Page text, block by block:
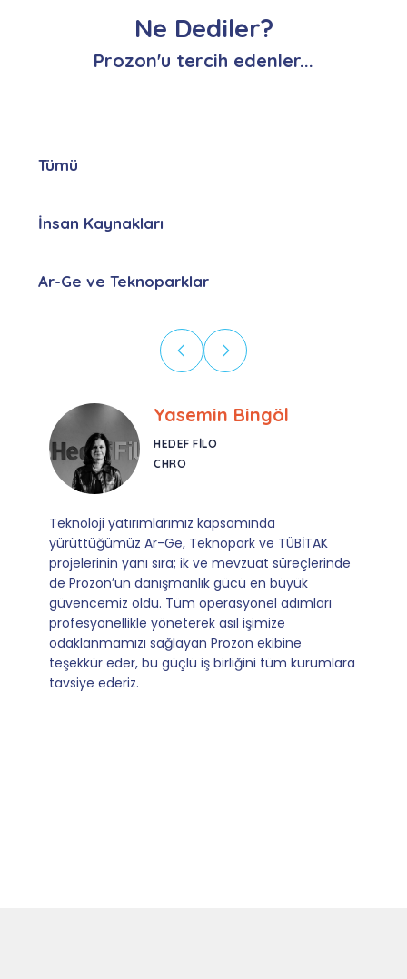
Ne Dediler?
Prozon'u tercih edenler...
Tümü
İnsan Kaynakları
Ar-Ge ve Teknoparklar
Ebru Kural
CORESYS
SATIŞ YÖNETICISI
Mevzuata uyum, başvuru ve izleme adımlarında
sağladıkları kusursuz yönlendirme sayesinde artık
operasyonlarımızı sıfır kaygı ve tam güvenle
yürütüyoruz. İş birliğimizi bizim için asıl değerli
kılan ise; ihtiyaç duyduğumuz her an ulaşılabilir
olmaları ve sorularımıza aldığımız hızlı geri
dönüşler.